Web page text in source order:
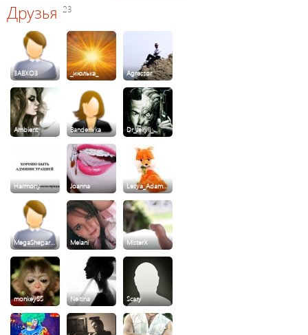
Друзья 23
3ABXO3 _июлька_ Agressor
Ambient Banderivka Dr_Jekyll_…
Harmony Joanna Lesya_Adam…
MegaShepar… Melani MisterX
monkey55 Neitina Scary